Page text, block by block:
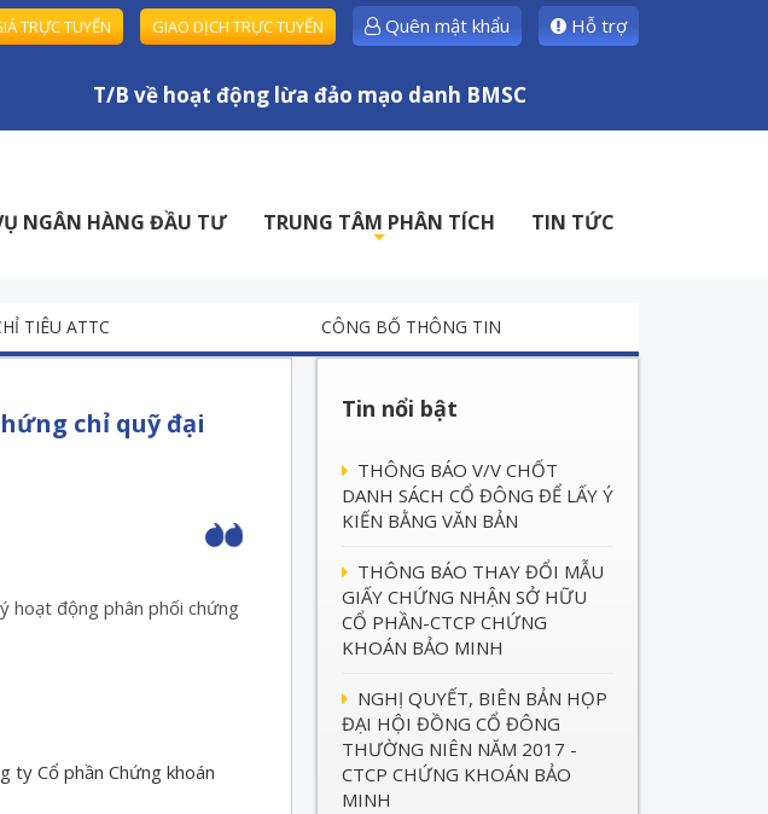
TRỰC TUYẾN GIAO DỊCH TRỰC TUYẾN Quên mật khẩu Hỗ trợ
T/B về hoạt động lừa đảo mạo danh BMSC
NGÂN HÀNG ĐẦU TƯ TRUNG TÂM PHÂN TÍCH TIN TỨC
TIÊU ATTC CÔNG BỐ THÔNG TIN
chỉ quỹ đại
hoạt động phân phối chứng
ty Cổ phần Chứng khoán
Tin nổi bật
THÔNG BÁO V/V CHỐT
DANH SÁCH CỔ ĐÔNG ĐỂ LẤY Ý
KIẾN BẰNG VĂN BẢN
THÔNG BÁO THAY ĐỔI MẪU
GIẤY CHỨNG NHẬN SỞ HỮU
CỔ PHẦN-CTCP CHỨNG
KHOÁN BẢO MINH
NGHỊ QUYẾT, BIÊN BẢN HỌP
ĐẠI HỘI ĐỒNG CỔ ĐÔNG
THƯỜNG NIÊN NĂM 2017 -
CTCP CHỨNG KHOÁN BẢO
MINH